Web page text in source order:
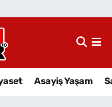
Asayiş Yaşam